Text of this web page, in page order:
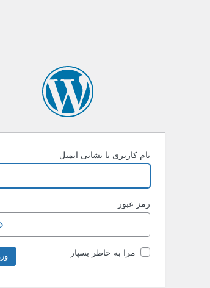
نام کاربری یا نشانی ایمیل
رمز عبور
مرا به خاطر بسپار